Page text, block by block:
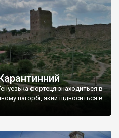
фортеця знаходиться в
пагорбі, який підноситься в